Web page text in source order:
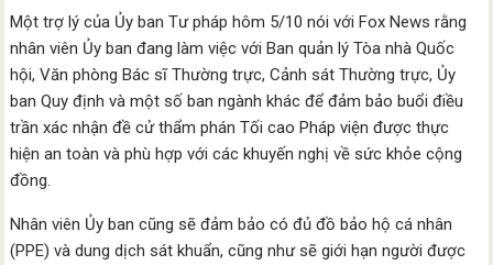
Một trợ lý của Ủy ban Tư pháp hôm 5/10 nói với Fox News rằng
nhân viên Ủy ban đang làm việc với Ban quản lý Tòa nhà Quốc
hội, Văn phòng Bác sĩ Thường trực, Cảnh sát Thường trực, Ủy
ban Quy định và một số ban ngành khác để đảm bảo buổi điều
trần xác nhận đề cử thẩm phán Tối cao Pháp viện được thực
hiện an toàn và phù hợp với các khuyến nghị về sức khỏe cộng
đồng.
Nhân viên Ủy ban cũng sẽ đảm bảo có đủ đồ bảo hộ cá nhân
(PPE) và dung dịch sát khuẩn, cũng như sẽ giới hạn người được